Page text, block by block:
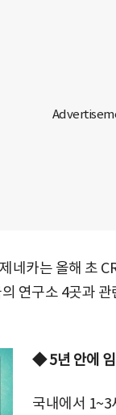
네카는 올해 초
연구소 4곳과
◆ 5년 안에
국내에서 1~3